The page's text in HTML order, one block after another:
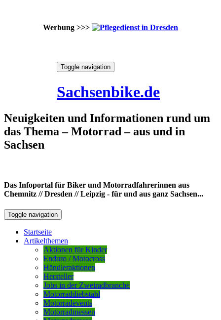
Werbung >>>
Toggle navigation
Sachsenbike.de
Neuigkeiten und Informationen rund um
das Thema – Motorrad – aus und in
Sachsen
Das Infoportal für Biker und Motorradfahrerinnen aus
Chemnitz // Dresden // Leipzig - für und aus ganz Sachsen...
Toggle navigation
Startseite
Artikelthemen
Aktionen für Kinder
Enduro / Motocross
Händleraktionen
Hersteller
Jobs in der Zweiradbranche
Motorraddiebstahl
Motorradevents
Motorradmessen